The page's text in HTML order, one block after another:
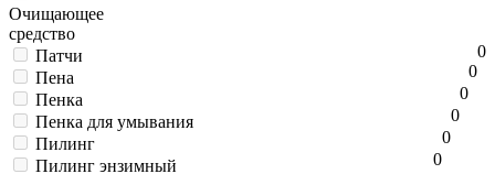
Очищающее
средство
0
Патчи
0
Пена
0
Пенка
0
Пенка для умывания
0
Пилинг
0
Пилинг энзимный